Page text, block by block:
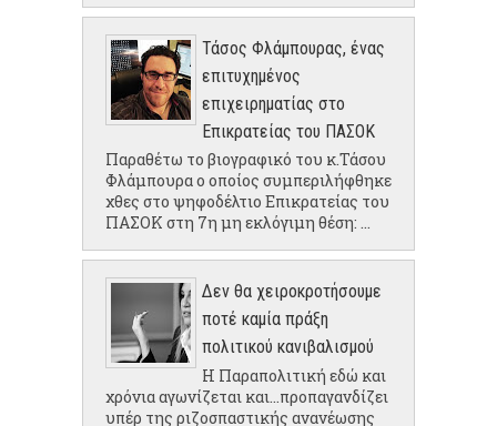
Τάσος Φλάμπουρας, ένας
επιτυχημένος
επιχειρηματίας στο
Επικρατείας του ΠΑΣΟΚ
Παραθέτω το βιογραφικό του κ.Τάσου
Φλάμπουρα ο οποίος συμπεριλήφθηκε
χθες στο ψηφοδέλτιο Επικρατείας του
ΠΑΣΟΚ στη 7η μη εκλόγιμη θέση: ...
Δεν θα χειροκροτήσουμε
ποτέ καμία πράξη
πολιτικού κανιβαλισμού
Η Παραπολιτική εδώ και
χρόνια αγωνίζεται και...προπαγανδίζει
υπέρ της ριζοσπαστικής ανανέωσης